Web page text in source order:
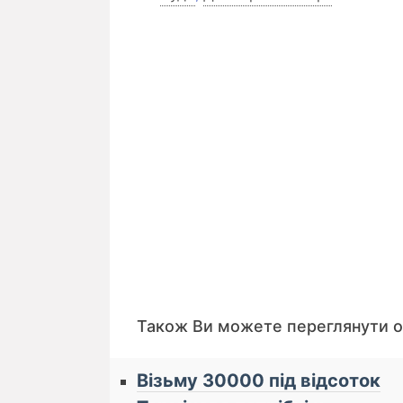
Також Ви можете переглянути
Візьму 30000 під відсоток